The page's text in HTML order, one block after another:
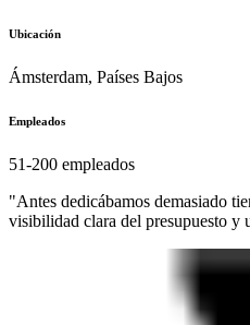
Ubicación
Ámsterdam, Países Bajos
Empleados
51-200 empleados
"Antes dedicábamos demasiado
visibilidad clara del presupuesto y